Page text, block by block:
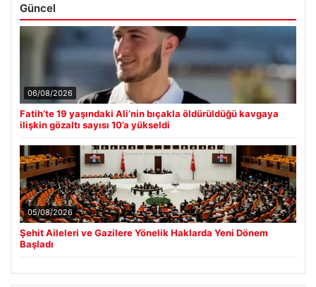
Güncel
06/08/2026
Fatih’te 19 yaşındaki Ali’nin bıçakla öldürüldüğü kavgaya
ilişkin gözaltı sayısı 10’a yükseldi
05/08/2026
Şehit Aileleri ve Gazilere Yönelik Haklarda Yeni Dönem
Başladı